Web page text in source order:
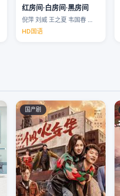
红房间·白房间·黑房间
倪萍 刘威 王之夏 韦国春 …
HD国语
国产剧